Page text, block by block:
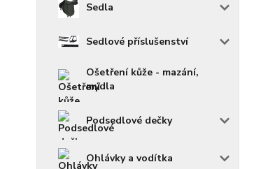
Sedla
Sedlové příslušenství
Ošetření kůže - mazání,
mýdla
Podsedlové dečky
Ohlávky a vodítka